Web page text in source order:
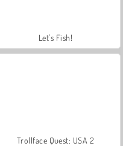
Let's Fish!
Trollface Quest: USA 2